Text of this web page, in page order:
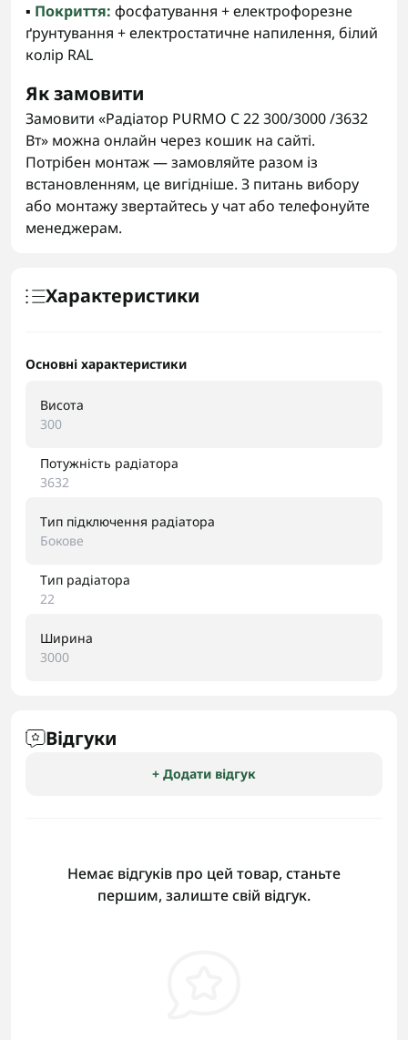
▪️ Покриття: фосфатування + електрофорезне
ґрунтування + електростатичне напилення, білий
колір RAL
Як замовити
Замовити «Радіатор PURMO C 22 300/3000 /3632
Вт» можна онлайн через кошик на сайті.
Потрібен монтаж — замовляйте разом із
встановленням, це вигідніше. З питань вибору
або монтажу звертайтесь у чат або телефонуйте
менеджерам.
Характеристики
Основні характеристики
Висота
300
Потужність радіатора
3632
Тип підключення радіатора
Бокове
Тип радіатора
22
Ширина
3000
Відгуки
+ Додати відгук
Немає відгуків про цей товар, станьте
першим, залиште свій відгук.